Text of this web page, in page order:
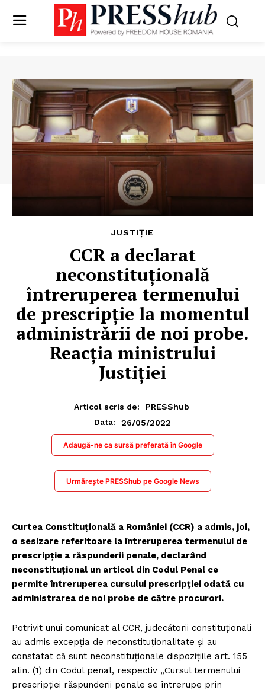
JUSTIȚIE
CCR a declarat
neconstituţională
întreruperea termenului
de prescripţie la momentul
administrării de noi probe.
Reacția ministrului
Justiției
Articol scris de:
PRESShub
Data:
26/05/2022
Adaugă-ne ca sursă preferată în Google
Urmărește PRESShub pe Google News
Curtea Constituţională a României (CCR) a admis, joi,
o sesizare referitoare la întreruperea termenului de
prescripţie a răspunderii penale, declarând
neconstituțional un articol din Codul Penal ce
permite întreruperea cursului prescripției odată cu
administrarea de noi probe de către procurori.
Potrivit unui comunicat al CCR, judecătorii constituţionali
au admis excepţia de neconstituţionalitate şi au
constatat că sunt neconstituţionale dispoziţiile art. 155
alin. (1) din Codul penal, respectiv „Cursul termenului
prescripţiei răspunderii penale se întrerupe prin